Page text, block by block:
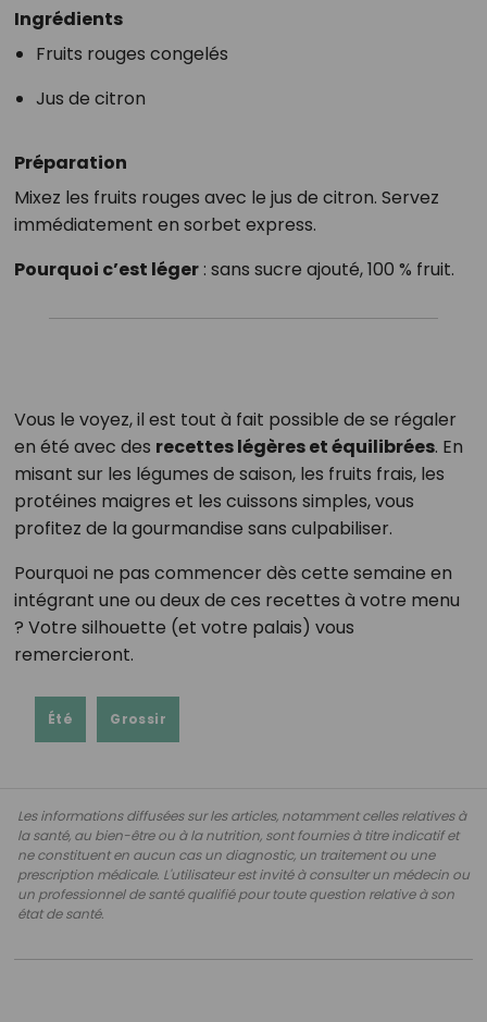
Ingrédients
Fruits rouges congelés
Jus de citron
Préparation
Mixez les fruits rouges avec le jus de citron. Servez
immédiatement en sorbet express.
Pourquoi c’est léger: sans sucre ajouté, 100 % fruit.
Vous le voyez, il est tout à fait possible de se régaler
en été avec des recettes légères et équilibrées. En
misant sur les légumes de saison, les fruits frais, les
protéines maigres et les cuissons simples, vous
profitez de la gourmandise sans culpabiliser.
Pourquoi ne pas commencer dès cette semaine en
intégrant une ou deux de ces recettes à votre menu
? Votre silhouette (et votre palais) vous
remercieront.
Été Grossir
Les informations diffusées sur les articles, notamment celles relatives à
la santé, au bien-être ou à la nutrition, sont fournies à titre indicatif et
ne constituent en aucun cas un diagnostic, un traitement ou une
prescription médicale. L'utilisateur est invité à consulter un médecin ou
un professionnel de santé qualifié pour toute question relative à son
état de santé.